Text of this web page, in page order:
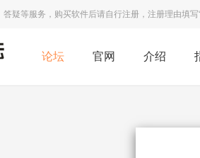
疑等服务，购买软件后请自行注册，注册理由填写
论坛 官网 介绍